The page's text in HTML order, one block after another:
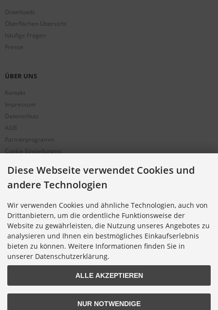
Downloads
Oberflächen Übersicht
häufige Fragen
Presse
ÜBER UNS
Kontakt
Impressum
Datenschutz
AGB
Partnerprogramm
Cookie Einstellungen
BESTELLUNG & SERVICE
Alternative Bestellwege
Sicher Einkaufen
Widerrufsrecht
Muster-Widerrufsformular
Widerruf erklären
Diese Webseite verwendet Cookies und
andere Technologien
Wir verwenden Cookies und ähnliche Technologien, auch von
Drittanbietern, um die ordentliche Funktionsweise der
Website zu gewährleisten, die Nutzung unseres Angebotes zu
analysieren und Ihnen ein bestmögliches Einkaufserlebnis
bieten zu können. Weitere Informationen finden Sie in
unserer Datenschutzerklärung.
ALLE AKZEPTIEREN
NUR NOTWENDIGE